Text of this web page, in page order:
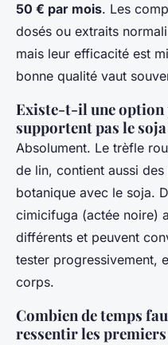
50 € par mois. Les
dosés ou extraits
mais leur efficacité est
bonne qualité vaut
Existe-t-il une option
supportent pas le soja
Absolument. Le trèfle
de lin, contient aussi
botanique avec le soja.
cimicifuga (actée noire)
différents et peuvent
tester progressivement,
corps.
Combien de temps
ressentir les premiers